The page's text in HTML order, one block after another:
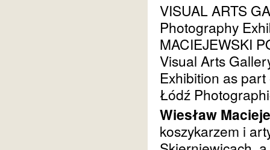
VISUAL ARTS
Photography
MACIEJEWSKI
Visual Arts
Exhibition as
Łódź
Wiesław
koszykarzem i